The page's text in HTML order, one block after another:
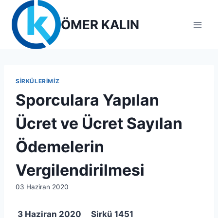
content
ÖMER KALIN
SIRKÜLERIMIZ
Sporculara Yapılan
Ücret ve Ücret Sayılan
Ödemelerin
Vergilendirilmesi
By
03 Haziran 2020
3 Haziran 2020 Sirkü 1451